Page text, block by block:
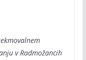
v Radmožancih